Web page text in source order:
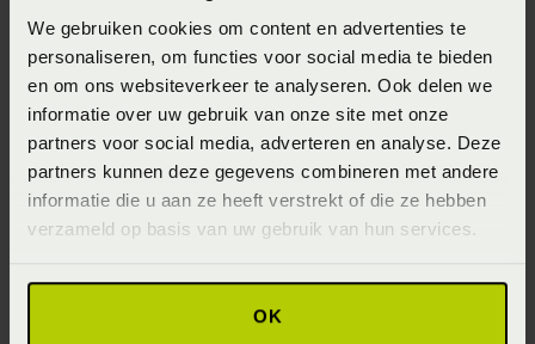
We gebruiken cookies om content en advertenties te
personaliseren, om functies voor social media te bieden
en om ons websiteverkeer te analyseren. Ook delen we
informatie over uw gebruik van onze site met onze
partners voor social media, adverteren en analyse. Deze
partners kunnen deze gegevens combineren met andere
informatie die u aan ze heeft verstrekt of die ze hebben
verzameld op basis van uw gebruik van hun services.
OK
Jersey
Specifiek materiaal
97% Katoen, 3% elestan
Afwerking
Elastiek rondom
Wasbaar op 60 graden